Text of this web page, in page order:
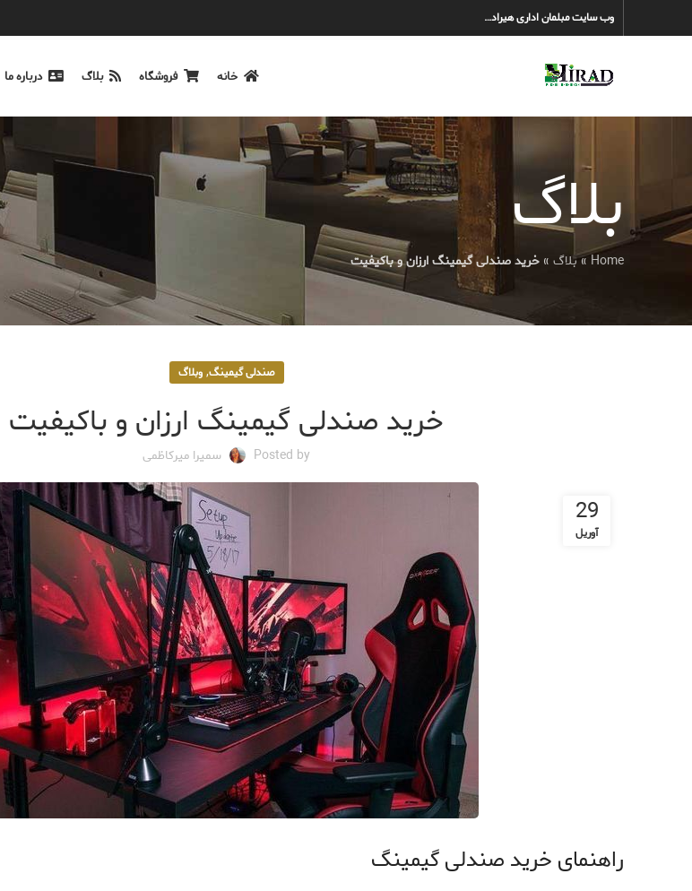
وب سایت مبلمان اداری هیراد…
خانه فروشگاه بلاگ درباره ما
بلاگ
Home
»بلاگ » خرید صندلی گیمینگ ارزان و باکیفیت
صندلی گیمینگ,وبلاگ
خرید صندلی گیمینگ ارزان و باکیفیت
Posted by سمیرا میرکاظمی
29
آوریل
راهنمای خرید صندلی گیمینگ